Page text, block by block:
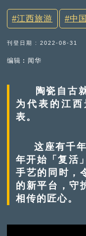
江西旅游 中
刊登日期 : 2022-08-31
编辑︰闻华
陶瓷自古就
为代表的江
表。
这座有千年
年开始「复活
手艺的同时，
的新平台，守
相传的匠心。